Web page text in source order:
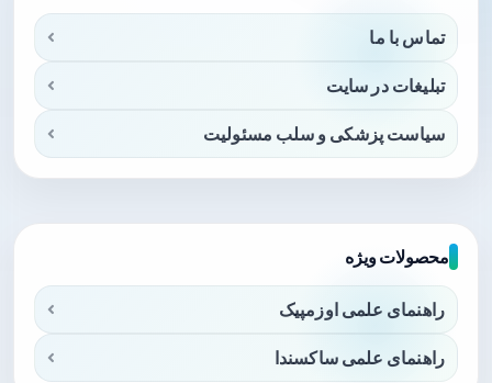
تماس با ما
تبلیغات در سایت
سیاست پزشکی و سلب مسئولیت
محصولات ویژه
راهنمای علمی اوزمپیک
راهنمای علمی ساکسندا